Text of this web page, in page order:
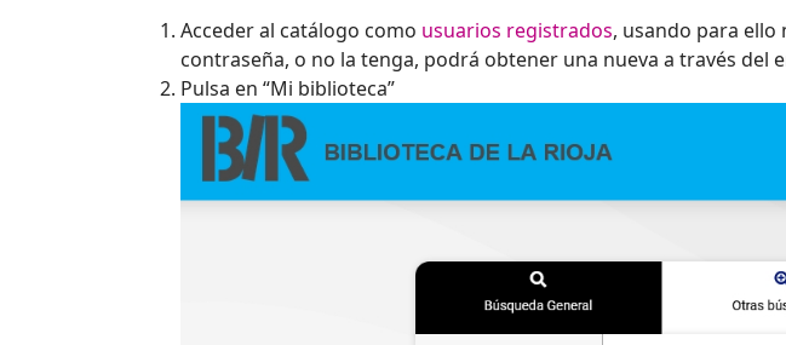
Acceder al catálogo como usuarios registrados, usando para ello
contraseña, o no la tenga, podrá obtener una nueva a través del
Pulsa en “Mi biblioteca”